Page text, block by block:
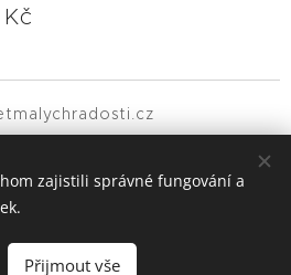
Kč
MĚNÍ SVĚT
Cookies
zajistili správné fungování a
Přijmout vše